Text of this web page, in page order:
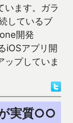
います。ガラ
しているブ
開発
iOSアプリ開
ップしていま
実質○○